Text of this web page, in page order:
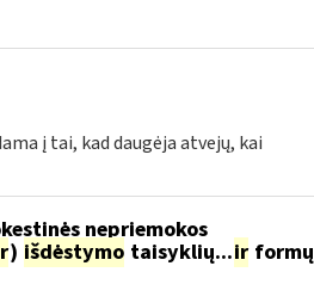
į tai, kad daugėja atvejų, kai
nepriemokos
) išdėstymo taisyklių...irformų